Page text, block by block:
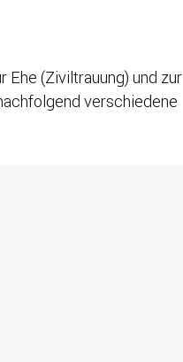
(Ziviltrauung) und zur
verschiedene